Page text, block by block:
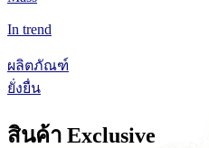
In trend
ผลิตภัณฑ์
ยั่งยื่น
สินค้า Exclusive